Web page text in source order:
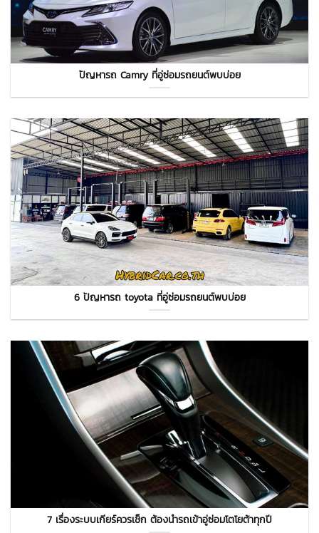
ปัญหารถ Camry ที่อู่ซ่อมรถยนต์พบบ่อย
6 ปัญหารถ toyota ที่อู่ซ่อมรถยนต์พบบ่อย
7 เรื่องระบบเกียร์ควรเช็ก ต้องนำรถเข้าอู่ซ่อมโตโยต้าทุกปี